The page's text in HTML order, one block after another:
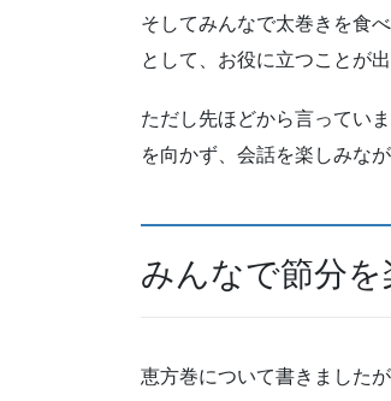
そしてみんなで太巻きを食
として、お役に立つことが
ただし先ほどから言ってい
を向かず、会話を楽しみな
みんなで節分
恵方巻について書きました